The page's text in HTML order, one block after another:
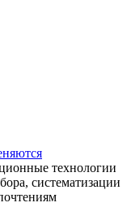
технологии
систематизации